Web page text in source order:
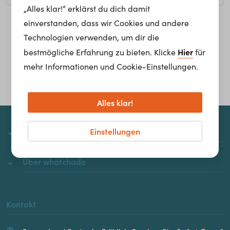
Homepage
Über whatchado
Kontakt
„Alles klar!“ erklärst du dich damit
einverstanden, dass wir Cookies und andere
Technologien verwenden, um dir die
bestmögliche Erfahrung zu bieten. Klicke Hierfür
mehr Informationen und Cookie-Einstellungen.
Einstellungen
Alles klar!